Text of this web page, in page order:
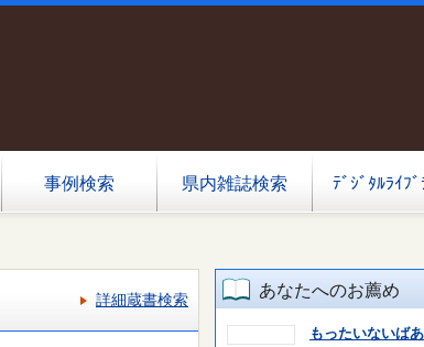
事例検索 県内雑誌検索 ﾃﾞｼﾞﾀﾙﾗｲﾌﾞ
詳細蔵書検索
あなたへのお薦め
もったいないば